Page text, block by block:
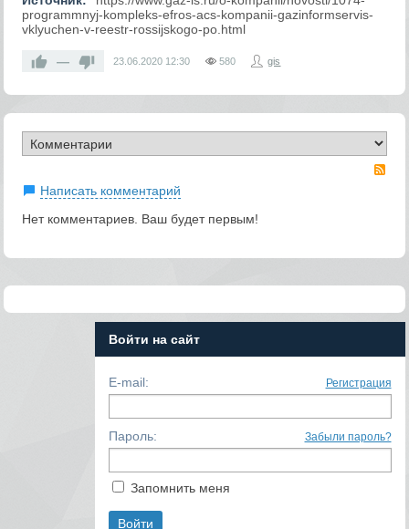
programmnyj-kompleks-efros-acs-kompanii-gazinformservis-
vklyuchen-v-reestr-rossijskogo-po.html
— 23.06.2020 12:30 580 gis
Написать комментарий
Нет комментариев. Ваш будет первым!
Войти на сайт
E-mail: Регистрация
Пароль: Забыли пароль?
Запомнить меня